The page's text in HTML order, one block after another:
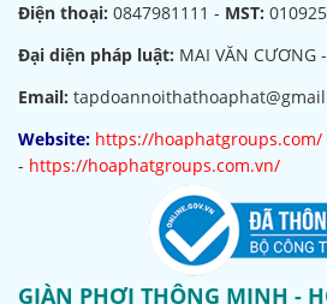
Điện thoại: 0847981111 - MST:
Đại diện pháp luật: MAI VĂN CƯƠNG -
Email:
Website: https://hoaphatgroups.com/
- https://hoaphatgroups.com.vn/
GIÀN PHƠI THÔNG MINH -